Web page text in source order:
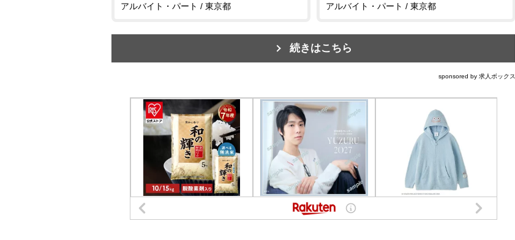
アルバイト・パート / 東京都
アルバイト・パート / 東京都
続きはこちら
sponsored by 求人ボックス